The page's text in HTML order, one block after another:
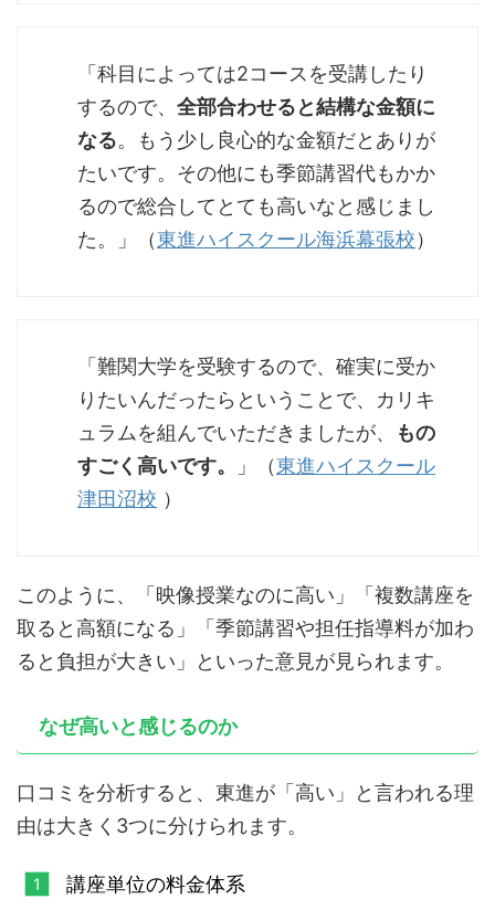
「科目によっては2コースを受講したり
するので、 全部合わせると結構な金額に
なる。もう少し良心的な金額だとありが
たいです。その他にも季節講習代もかか
るので総合してとても高いなと感じまし
た。」（東進ハイスクール海浜幕張校）
「難関大学を受験するので、確実に受か
りたいんだったらということで、カリキ
ュラムを組んでいただきましたが、
もの
すごく高いです。
」（東進ハイスクール
津田沼校 ）
このように、「映像授業なのに高い」「複数講座を
取ると高額になる」「季節講習や担任指導料が加わ
ると負担が大きい」といった意見が見られます。
なぜ高いと感じるのか
口コミを分析すると、東進が「高い」と言われる理
由は大きく3つに分けられます。
講座単位の料金体系